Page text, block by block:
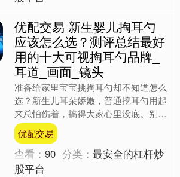
优配交易 新生婴儿掏耳勺
应该怎么选？测评总结最好
用的十大可视掏耳勺品牌_
耳道_画面_镜头
准备给家里宝宝挑掏耳勺却不知道怎么
选？新生儿耳朵娇嫩，普通挖耳勺用起
来总怕伤着，搞得大家心里没底。别
急，今天帮大家盘点了市面上口碑和表
现都不错的八大可视掏耳勺品....
优配交易
查看：90 分类：最安全的杠杆炒
股平台